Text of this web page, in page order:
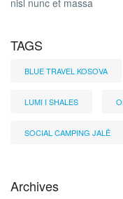
nisl nunc et massa
TAGS
BLUE TRAVEL KOSOVA
LUMI I SHALES
SOCIAL CAMPING JALË
Archives